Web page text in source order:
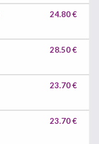
24.80 €
28.50 €
23.70 €
23.70 €